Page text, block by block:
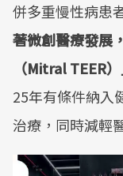
併多重慢性病患
著微創醫療發展
（Mitral TEER
25年有條件納入
治療，同時減輕